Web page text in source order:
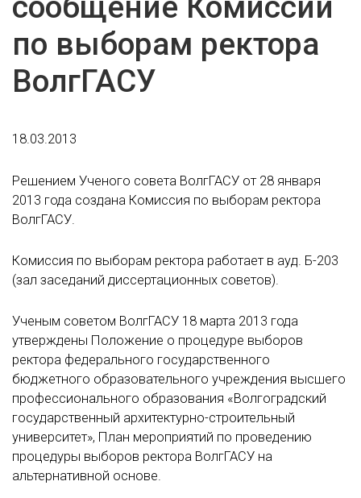
сообщение Комиссии
по выборам ректора
ВолгГАСУ
18.03.2013
Решением Ученого совета ВолгГАСУ от 28 января
2013 года создана Комиссия по выборам ректора
ВолгГАСУ.
Комиссия по выборам ректора работает в ауд. Б-203
(зал заседаний диссертационных советов).
Ученым советом ВолгГАСУ 18 марта 2013 года
утверждены Положение о процедуре выборов
ректора федерального государственного
бюджетного образовательного учреждения высшего
профессионального образования «Волгоградский
государственный архитектурно-строительный
университет», План мероприятий по проведению
процедуры выборов ректора ВолгГАСУ на
альтернативной основе.